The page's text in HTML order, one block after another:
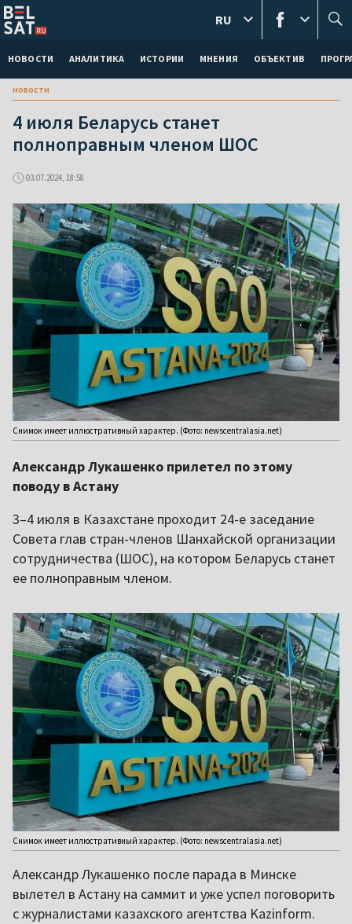
НОВОСТИ АНАЛИТИКА ИСТОРИИ МНЕНИЯ ОБЪЕКТИВ
RU
новости
4 июля Беларусь станет
полноправным членом ШОС
03.07.2024, 18:58
Снимок имеет иллюстративный характер. (Фото: newscentralasia.net)
Александр Лукашенко прилетел по этому
поводу в Астану
3–4 июля в Казахстане проходит 24-е заседание
Совета глав стран-членов Шанхайской организации
сотрудничества (ШОС), на котором Беларусь станет
ее полноправным членом.
Снимок имеет иллюстративный характер. (Фото: newscentralasia.net)
Александр Лукашенко после парада в Минске
вылетел в Астану на саммит и уже успел поговорить
с журналистами казахского агентства Kazinform.